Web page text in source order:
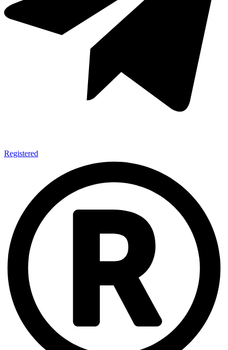
Registered